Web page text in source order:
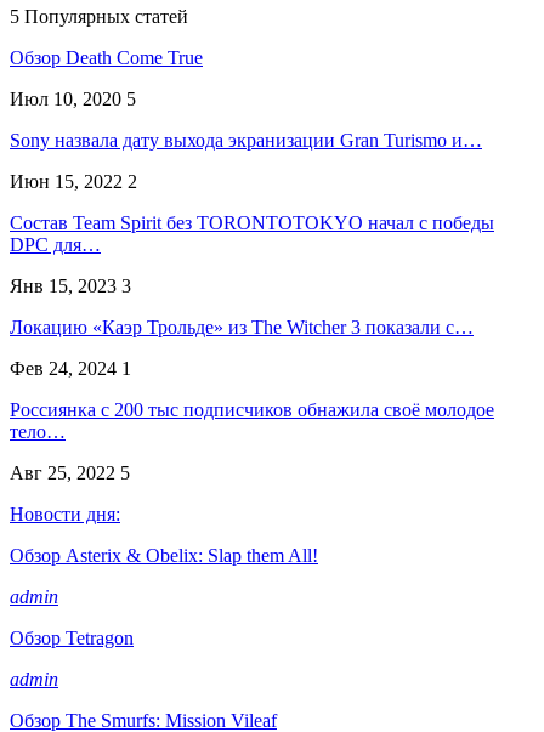
5 Популярных статей
Обзор Death Come True
Июл 10, 2020 5
Sony назвала дату выхода экранизации Gran Turismo и…
Июн 15, 2022 2
Состав Team Spirit без TORONTOTOKYO начал с победы
DPC для…
Янв 15, 2023 3
Локацию «Каэр Трольде» из The Witcher 3 показали с…
Фев 24, 2024 1
Россиянка с 200 тыс подписчиков обнажила своё молодое
тело…
Авг 25, 2022 5
Новости дня:
Обзор Asterix & Obelix: Slap them All!
admin
Обзор Tetragon
admin
Обзор The Smurfs: Mission Vileaf